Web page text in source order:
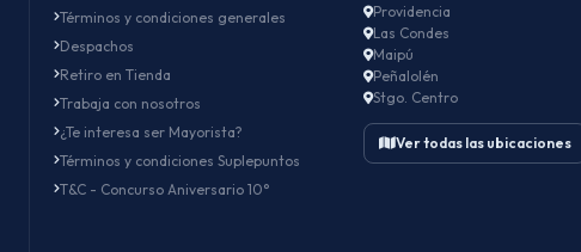
Términos y condiciones generales
Despachos
Retiro en Tienda
Trabaja con nosotros
¿Te interesa ser Mayorista?
Términos y condiciones Suplepuntos
T&C - Concurso Aniversario 10°
Providencia
Las Condes
Maipú
Peñalolén
Stgo. Centro
Ver todas las ubicaciones